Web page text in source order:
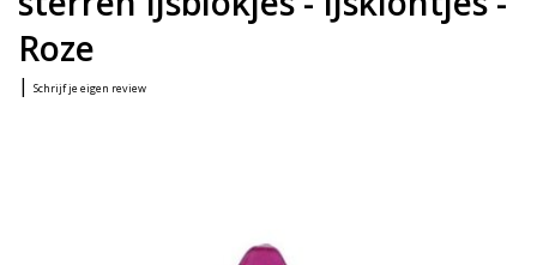
Roze
| Schrijf je eigen review